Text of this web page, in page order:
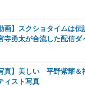
画】スクショタイムは
寺勇太が合流した配信ダ
真】美しい 平野紫耀＆
ィスト写真